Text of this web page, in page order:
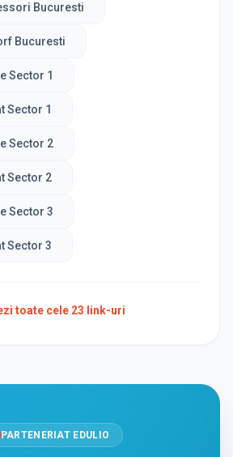
Bucuresti
Bucuresti
Sector 1
Sector 1
Sector 2
Sector 2
Sector 3
Sector 3
toate cele 23 link-uri
PARTENERIAT EDULIO